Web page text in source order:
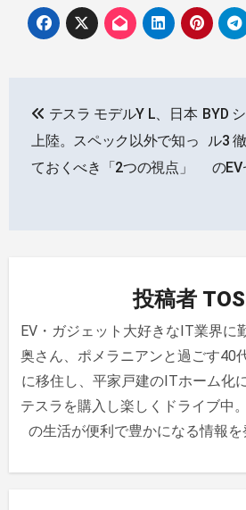
ナ
ョ
ン
テスラ モデルY L、日本
上陸。スペック以外で知っ
ておくべき「2つの視点」
BYD
ル3
の
投稿者
EV・ガジェット大好きなIT業界に
奥さん、ポメラニアンと過ごす40
に移住し、平家戸建のITホーム化
テスラを購入し楽しくドライブ中
の生活が便利で豊かになる情報を